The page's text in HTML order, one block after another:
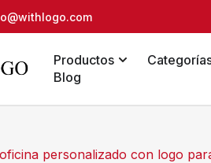
Productos
Blog
personalizado con logo